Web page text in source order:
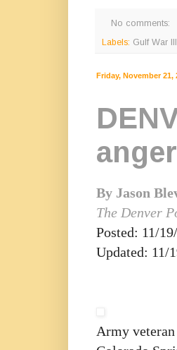
No comments:
Labels: Gulf War
Friday, November 21,
By Jason
The Denver
Posted: 11/
Updated: 11/
Army